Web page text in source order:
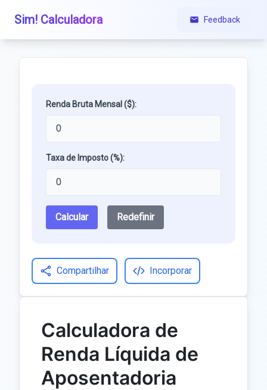
Sim! Calculadora Feedback
Renda Bruta Mensal ($):
Taxa de Imposto (%):
Calcular Redefinir
Compartilhar Incorporar
Calculadora de
Renda Líquida de
Aposentadoria